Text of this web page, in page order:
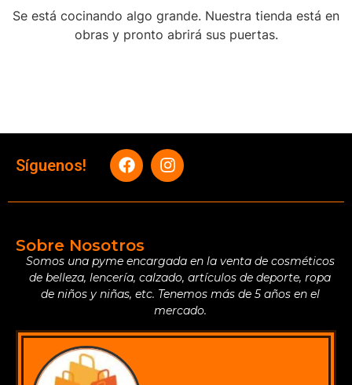
Se está cocinando algo grande. Nuestra tienda está en
obras y pronto abrirá sus puertas.
Síguenos!
Sobre Nosotros
Somos una pyme encargada en la venta de cosméticos
de belleza, lencería, calzado, artículos de deporte, ropa
de niños y niñas, etc. Tenemos más de 5 años en el
mercado.